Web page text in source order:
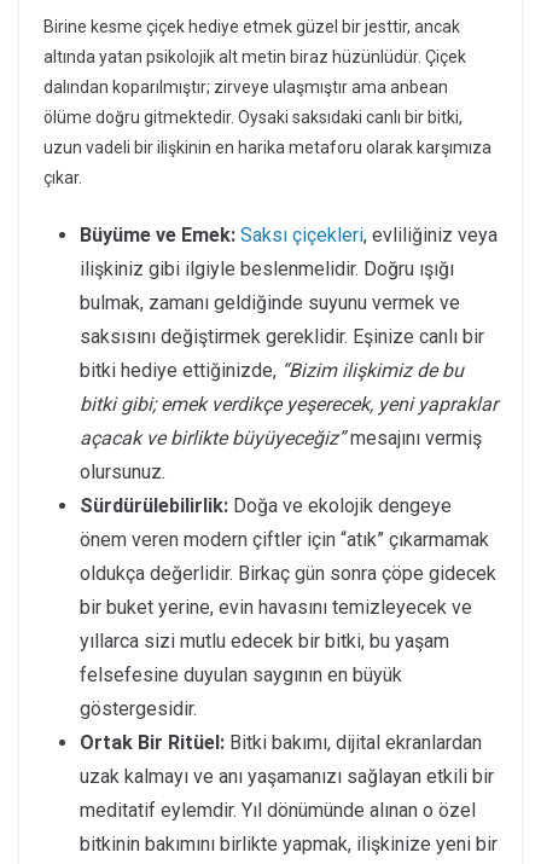
Birine kesme çiçek hediye etmek güzel bir jesttir, ancak
altında yatan psikolojik alt metin biraz hüzünlüdür. Çiçek
dalından koparılmıştır; zirveye ulaşmıştır ama anbean
ölüme doğru gitmektedir. Oysaki saksıdaki canlı bir bitki,
uzun vadeli bir ilişkinin en harika metaforu olarak karşımıza
çıkar.
Büyüme ve Emek: Saksı çiçekleri, evliliğiniz veya
ilişkiniz gibi ilgiyle beslenmelidir. Doğru ışığı
bulmak, zamanı geldiğinde suyunu vermek ve
saksısını değiştirmek gereklidir. Eşinize canlı bir
bitki hediye ettiğinizde, “Bizim ilişkimiz de bu
bitki gibi; emek verdikçe yeşerecek, yeni yapraklar
açacak ve birlikte büyüyeceğiz”mesajını vermiş
olursunuz.
Sürdürülebilirlik: Doğa ve ekolojik dengeye
önem veren modern çiftler için “atık” çıkarmamak
oldukça değerlidir. Birkaç gün sonra çöpe gidecek
bir buket yerine, evin havasını temizleyecek ve
yıllarca sizi mutlu edecek bir bitki, bu yaşam
felsefesine duyulan saygının en büyük
göstergesidir.
Ortak Bir Ritüel: Bitki bakımı, dijital ekranlardan
uzak kalmayı ve anı yaşamanızı sağlayan etkili bir
meditatif eylemdir. Yıl dönümünde alınan o özel
bitkinin bakımını birlikte yapmak, ilişkinize yeni bir